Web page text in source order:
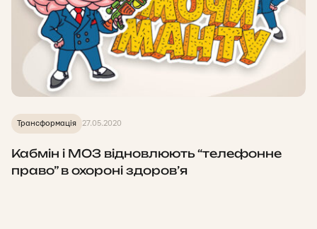
Трансформація 27.05.2020
Кабмін і МОЗ відновлюють “телефонне
право” в охороні здоров’я